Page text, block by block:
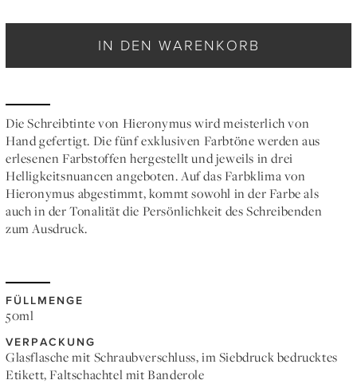
IN DEN WARENKORB
Die Schreibtinte von Hieronymus wird meisterlich von
Hand gefertigt. Die fünf exklusiven Farbtöne werden aus
erlesenen Farbstoffen hergestellt und jeweils in drei
Helligkeitsnuancen angeboten. Auf das Farbklima von
Hieronymus abgestimmt, kommt sowohl in der Farbe als
auch in der Tonalität die Persönlichkeit des Schreibenden
zum Ausdruck.
FÜLLMENGE
50ml
VERPACKUNG
Glasflasche mit Schraubverschluss, im Siebdruck bedrucktes
Etikett, Faltschachtel mit Banderole